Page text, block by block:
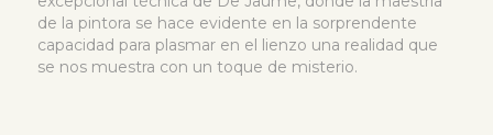
de la pintora se hace evidente en la sorprendente
capacidad para plasmar en el lienzo una realidad que
se nos muestra con un toque de misterio.